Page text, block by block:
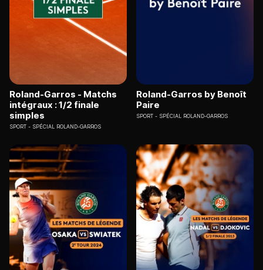
Roland-Garros - Matchs
intégraux : 1/2 finale
simples
SPORT SPÉCIAL ROLAND-GARROS
Roland-Garros by Benoît
Paire
SPORT SPÉCIAL ROLAND-GARROS